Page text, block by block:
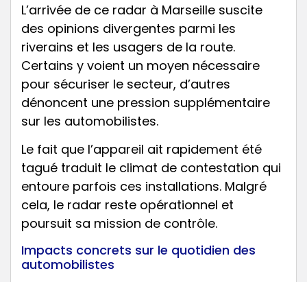
L’arrivée de ce radar à Marseille suscite
des opinions divergentes parmi les
riverains et les usagers de la route.
Certains y voient un moyen nécessaire
pour sécuriser le secteur, d’autres
dénoncent une pression supplémentaire
sur les automobilistes.
Le fait que l’appareil ait rapidement été
tagué traduit le climat de contestation qui
entoure parfois ces installations. Malgré
cela, le radar reste opérationnel et
poursuit sa mission de contrôle.
Impacts concrets sur le quotidien des
automobilistes